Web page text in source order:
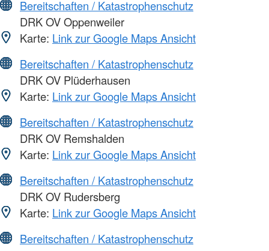
Bereitschaften / Katastrophenschutz
DRK OV Oppenweiler
Karte: Link zur Google Maps Ansicht
Bereitschaften / Katastrophenschutz
DRK OV Plüderhausen
Karte: Link zur Google Maps Ansicht
Bereitschaften / Katastrophenschutz
DRK OV Remshalden
Karte: Link zur Google Maps Ansicht
Bereitschaften / Katastrophenschutz
DRK OV Rudersberg
Karte: Link zur Google Maps Ansicht
Bereitschaften / Katastrophenschutz